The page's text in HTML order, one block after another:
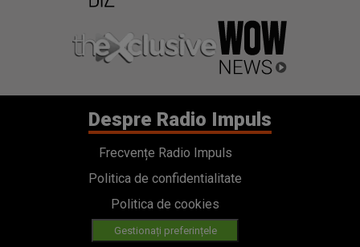
Despre Radio Impuls
Frecvențe Radio Impuls
Politica de confidentialitate
Politica de cookies
Gestionați preferințele